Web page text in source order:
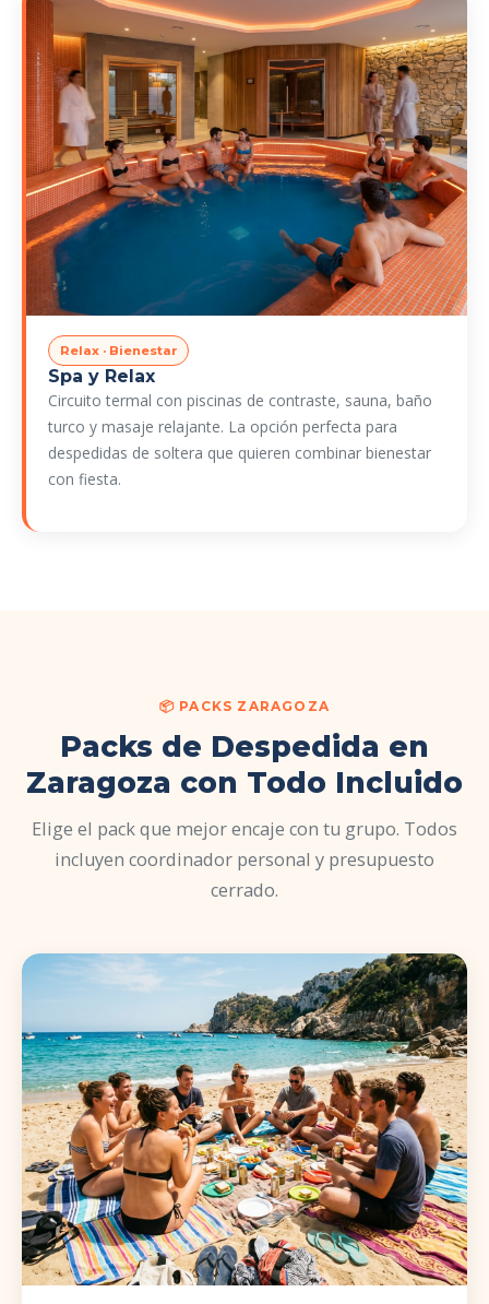
Relax · Bienestar
Spa y Relax
Circuito termal con piscinas de contraste, sauna, baño
turco y masaje relajante. La opción perfecta para
despedidas de soltera que quieren combinar bienestar
con fiesta.
📦 PACKS ZARAGOZA
Packs de Despedida en
Zaragoza con Todo Incluido
Elige el pack que mejor encaje con tu grupo. Todos
incluyen coordinador personal y presupuesto
cerrado.